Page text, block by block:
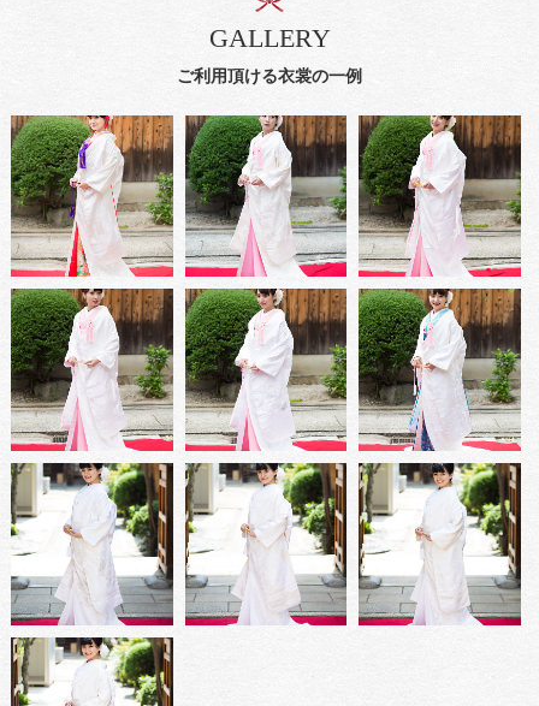
ご利用頂ける衣裳の一例
GALLERY